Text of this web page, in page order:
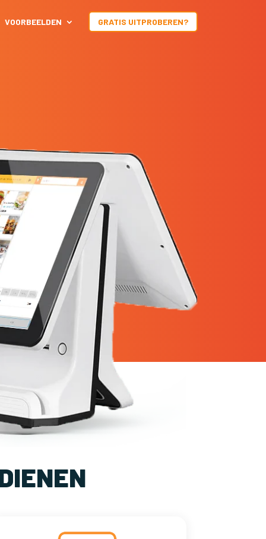
VOORBEELDEN GRATIS UITPROBEREN?